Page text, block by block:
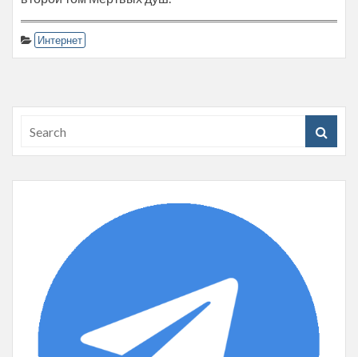
Интернет